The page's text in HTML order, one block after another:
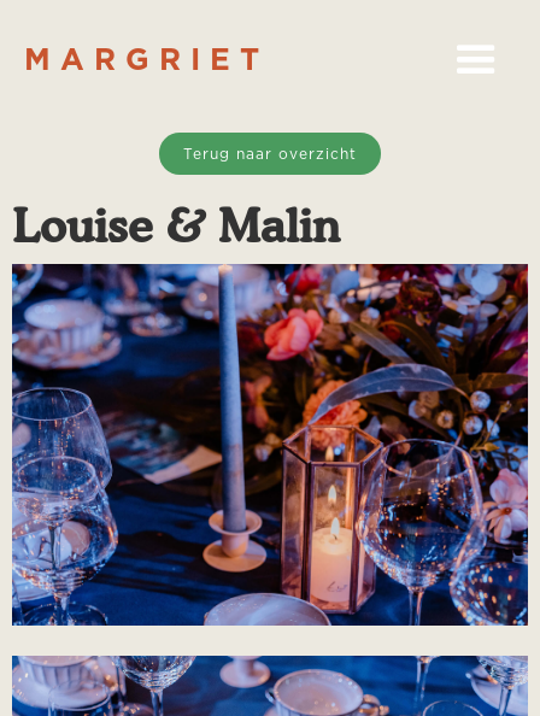
MARGRIET
Terug naar overzicht
Louise & Malin